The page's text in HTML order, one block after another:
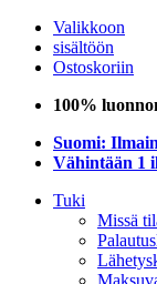
Valikkoon
sisältöön
Ostoskoriin
100%
Suomi:
Vähintään 1
Tuki
Missä